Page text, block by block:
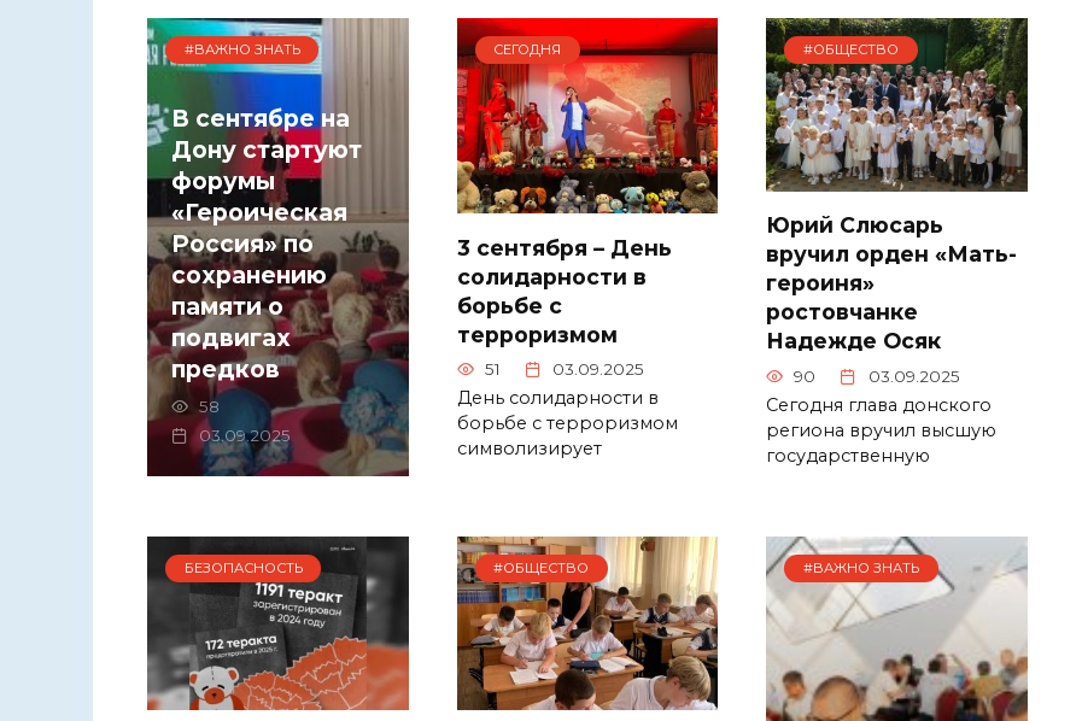
#ВАЖНО ЗНАТЬ
В сентябре на
Дону стартуют
форумы
«Героическая
Россия» по
сохранению
памяти о
подвигах
предков
58
03.09.2025
СЕГОДНЯ
3 сентября – День
солидарности в
борьбе с
терроризмом
51 03.09.2025
День солидарности в
борьбе с терроризмом
символизирует
#ОБЩЕСТВО
Юрий Слюсарь
вручил орден «Мать-
героиня»
ростовчанке
Надежде Осяк
90 03.09.2025
Сегодня глава донского
региона вручил высшую
государственную
БЕЗОПАСНОСТЬ #ОБЩЕСТВО #ВАЖНО ЗНАТЬ